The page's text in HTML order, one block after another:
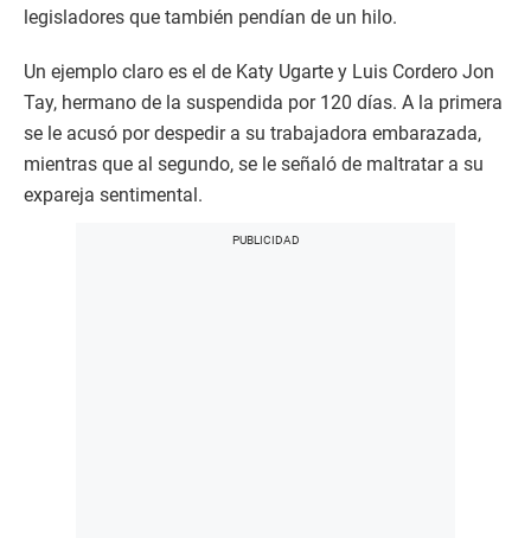
legisladores que también pendían de un hilo.
Un ejemplo claro es el de Katy Ugarte y Luis Cordero Jon
Tay, hermano de la suspendida por 120 días. A la primera
se le acusó por despedir a su trabajadora embarazada,
mientras que al segundo, se le señaló de maltratar a su
expareja sentimental.